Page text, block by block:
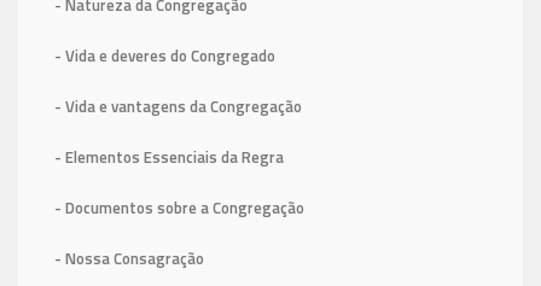
- Vida e deveres do Congregado
- Vida e vantagens da Congregação
- Elementos Essenciais da Regra
- Documentos sobre a Congregação
- Nossa Consagração